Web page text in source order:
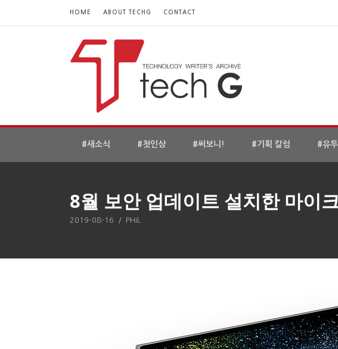
HOME ABOUT TECHG CONTACT
#새소식 #첫인상 #써보니! #기획 칼럼 #유
8월 보안 업데이트 설치한 마이
2019-08-16 / PHiL